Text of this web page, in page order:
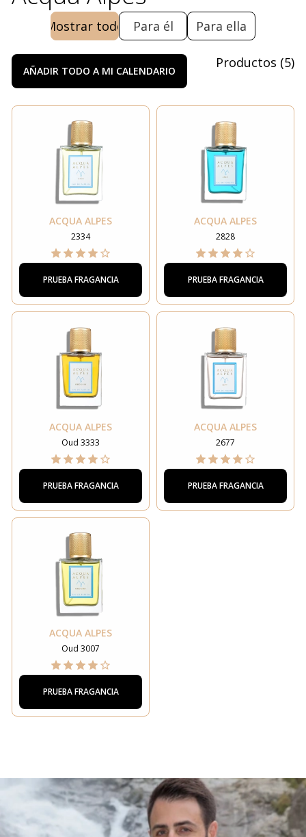
Mostrar todo Para él Para ella
AÑADIR TODO A MI CALENDARIO
Productos (5)
ACQUA ALPES
2334
PRUEBA FRAGANCIA
ACQUA ALPES
2828
PRUEBA FRAGANCIA
ACQUA ALPES
Oud 3333
PRUEBA FRAGANCIA
ACQUA ALPES
2677
PRUEBA FRAGANCIA
ACQUA ALPES
Oud 3007
PRUEBA FRAGANCIA